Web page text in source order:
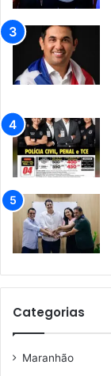
Categorias
Maranhão